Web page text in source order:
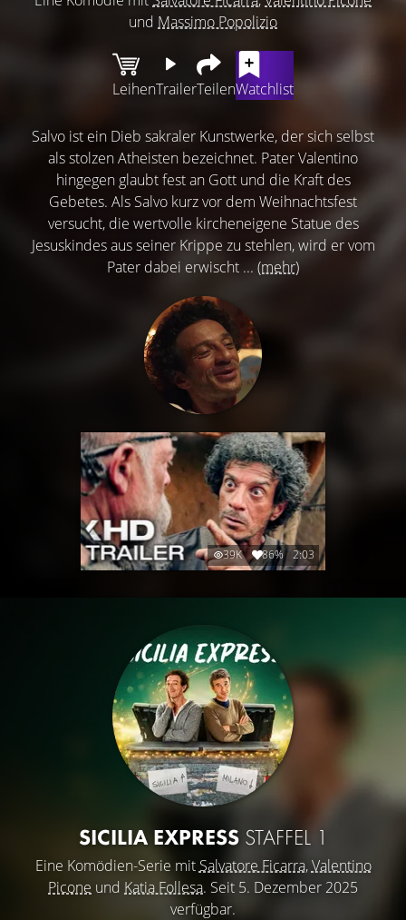
und Massimo Popolizio
LeihenTrailerTeilenWatchlist
Salvo ist ein Dieb sakraler Kunstwerke, der sich selbst
als stolzen Atheisten bezeichnet. Pater Valentino
hingegen glaubt fest an Gott und die Kraft des
Gebetes. Als Salvo kurz vor dem Weihnachtsfest
versucht, die wertvolle kircheneigene Statue des
Jesuskindes aus seiner Krippe zu stehlen, wird er vom
Pater dabei erwischt ... (mehr)
39K 86% 2:03
SICILIA EXPRESS STAFFEL 1
Eine Komödien-Serie mit Salvatore Ficarra,Valentino
Picone und Katia Follesa. Seit 5. Dezember 2025
verfügbar.